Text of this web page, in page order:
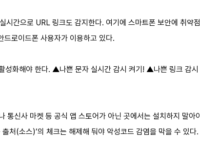
시간으로 URL 링크도 감지한다. 여기에 스마트폰 보안에 취약
드로이드폰 사용자가 이용하고 있다.
성화해야 한다. ▲나쁜 문자 실시간 감시 켜기! ▲나쁜 링크 감
통신사 마켓 등 공식 앱 스토어가 아닌 곳에서는 설치하지 말아
처(소스)’의 체크는 해제해 둬야 악성코드 감염을 막을 수 있다.